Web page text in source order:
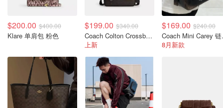
$200.00 $400.00
Klare 单肩包 粉色
$199.00 $340.00
Coach Colton Crossbody Bag 25 带徽章涂层帆布
上新
$169.00 $240.00
8月新款